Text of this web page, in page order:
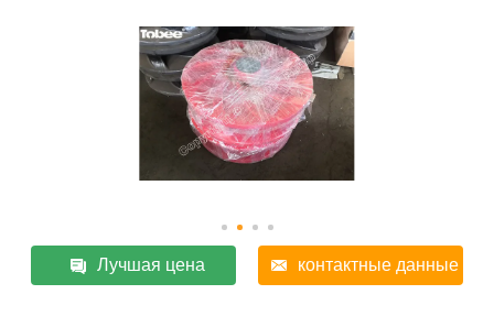
Лучшая цена контактные данные